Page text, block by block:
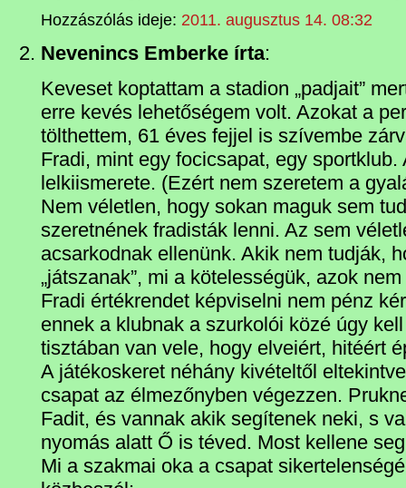
Hozzászólás ideje: 2011. augusztus 14. 08:32
Nevenincs Emberke írta:
Keveset koptattam a stadion „padjait”
erre kevés lehetőségem volt. Azokat a
tölthettem, 61 éves fejjel is szívembe
Fradi, mint egy focicsapat, egy sportklub.
lelkiismerete. (Ezért nem szeretem a
Nem véletlen, hogy sokan maguk sem
szeretnének fradisták lenni. Az sem
acsarkodnak ellenünk. Akik nem tudják,
„játszanak”, mi a kötelességük, azok
Fradi értékrendet képviselni nem pénz
ennek a klubnak a szurkolói közé úgy
tisztában van vele, hogy elveiért, hitéért
A játékoskeret néhány kivételtől
csapat az élmezőnyben végezzen.
Fadit, és vannak akik segítenek neki, s
nyomás alatt Ő is téved. Most kellene
Mi a szakmai oka a csapat